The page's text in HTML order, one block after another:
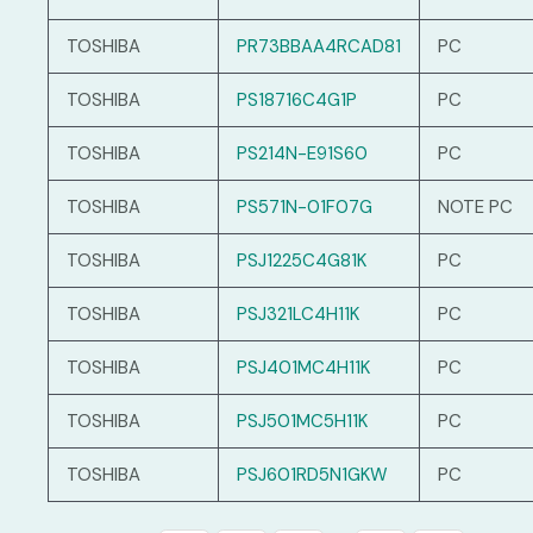
TOSHIBA PR73BBAA4RCAD81 PC
TOSHIBA PS18716C4G1P PC
TOSHIBA PS214N-E91S60 PC
TOSHIBA PS571N-01F07G NOTE PC
TOSHIBA PSJ1225C4G81K PC
TOSHIBA PSJ321LC4H11K PC
TOSHIBA PSJ401MC4H11K PC
TOSHIBA PSJ501MC5H11K PC
TOSHIBA PSJ601RD5N1GKW PC